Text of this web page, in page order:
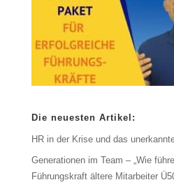
Die neuesten Artikel:
HR in der Krise und das
Generationen im Team – „Wie
Führungskraft ältere Mitarbeiter